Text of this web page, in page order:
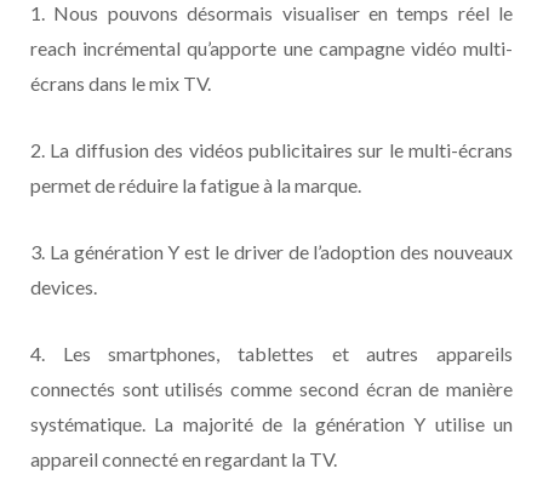
1. Nous pouvons désormais visualiser en temps réel le
reach incrémental qu’apporte une campagne vidéo multi-
écrans dans le mix TV.
2. La diffusion des vidéos publicitaires sur le multi-écrans
permet de réduire la fatigue à la marque.
3. La génération Y est le driver de l’adoption des nouveaux
devices.
4. Les smartphones, tablettes et autres appareils
connectés sont utilisés comme second écran de manière
systématique. La majorité de la génération Y utilise un
appareil connecté en regardant la TV.